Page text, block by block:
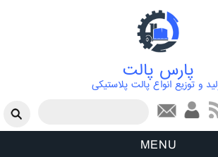
پارس پالت
و توزیع انواع پالت پلاستیکی
فرم جستجو
MENU